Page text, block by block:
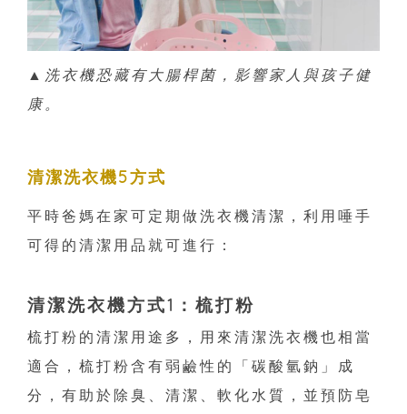
▲洗衣機恐藏有大腸桿菌，影響家人與孩子健
康。
清潔洗衣機5方式
平時爸媽在家可定期做洗衣機清潔，利用唾手
可得的清潔用品就可進行：
清潔洗衣機方式1：梳打粉
梳打粉的清潔用途多，用來清潔洗衣機也相當
適合，梳打粉含有弱鹼性的「碳酸氫鈉」成
分，有助於除臭、清潔、軟化水質，並預防皂